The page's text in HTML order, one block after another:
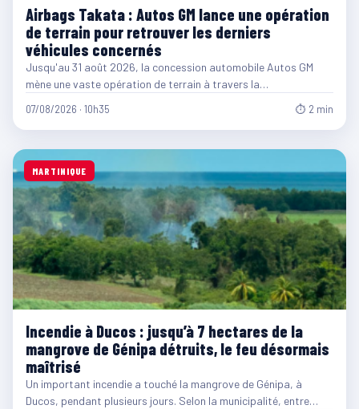
Airbags Takata : Autos GM lance une opération
de terrain pour retrouver les derniers
véhicules concernés
Jusqu'au 31 août 2026, la concession automobile Autos GM
mène une vaste opération de terrain à travers la…
07/08/2026 · 10h35 ⏱ 2 min
MARTINIQUE
Incendie à Ducos : jusqu’à 7 hectares de la
mangrove de Génipa détruits, le feu désormais
maîtrisé
Un important incendie a touché la mangrove de Génipa, à
Ducos, pendant plusieurs jours. Selon la municipalité, entre…